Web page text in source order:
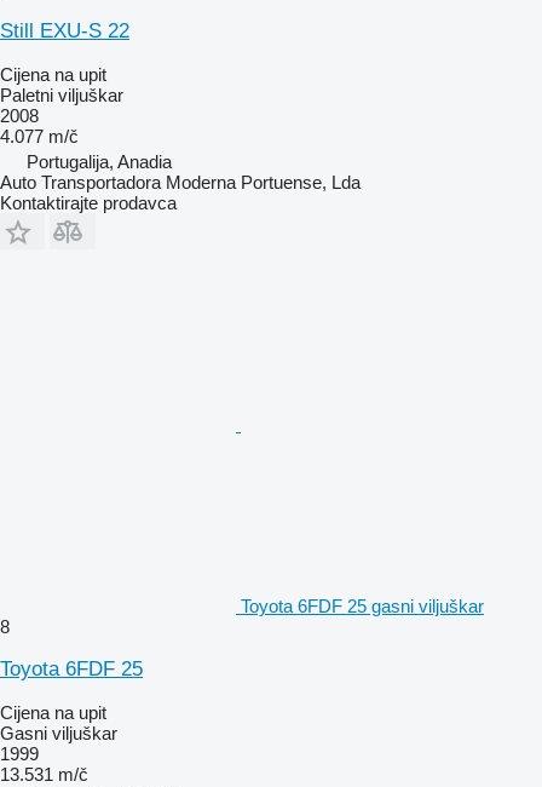
Still EXU-S 22
Cijena na upit
Paletni viljuškar
2008
4.077 m/č
Portugalija, Anadia
Auto Transportadora Moderna Portuense, Lda
Kontaktirajte prodavca
Toyota 6FDF 25 gasni viljuškar
8
Toyota 6FDF 25
Cijena na upit
Gasni viljuškar
1999
13.531 m/č